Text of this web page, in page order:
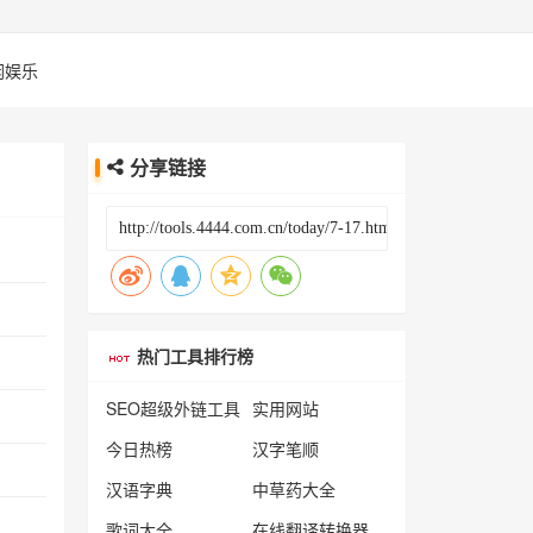
乐
分享链接
热门工具排行榜
SEO超级外链工具 实用网站
今日热榜
汉字笔顺
汉语字典
中草药大全